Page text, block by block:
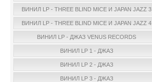
ВИНИЛ LP - THREE BLIND MICE И JAPAN JAZZ 3
ВИНИЛ LP - THREE BLIND MICE И JAPAN JAZZ 4
ВИНИЛ LP - ДЖАЗ VENUS RECORDS
ВИНИЛ LP 1 - ДЖАЗ
ВИНИЛ LP 2 - ДЖАЗ
ВИНИЛ LP 3 - ДЖАЗ